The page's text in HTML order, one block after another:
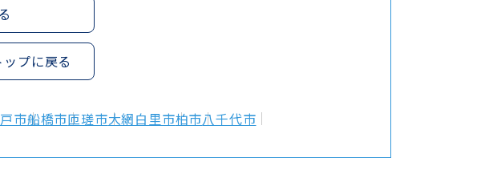
プに戻る
市船橋市匝瑳市大網白里市柏市八千代市